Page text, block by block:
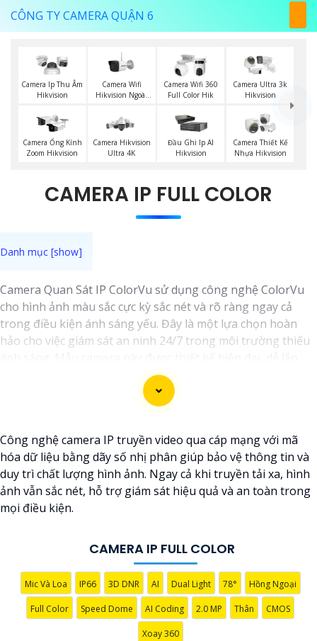
CÔNG TY CAMERA QUẬN 6
Camera Ip Thu Âm
Hikvision
Camera Wifi
Hikvision Ngoài
Camera Wifi 360
Full Color Hik
Camera Ultra 3k
Hikvision
Camera Ống Kính
Zoom Hikvision
Camera Hikvision
Ultra 4K
Đầu Ghi Ip AI
Hikvision
Camera Thiết Kế
Nhựa Hikvision
CAMERA IP FULL COLOR
Camera Quan Sát IP ColorVu sử dụng công nghệ ColorVu
cho hình ảnh màu sắc cực kỳ sắc nét và rõ ràng ngay cả
trong điều kiện ánh sáng yếu. Đây là một lựa chọn hoàn
hảo cho việc giám sát an ninh 24/7 trong môi trường thiếu
đặt và cài đặt, phù hợp với nhiều không gian như văn
phòng, cửa hàng, gia đình, hay nhà kho. Camera Quan Sát
IP ColorVu cung cấp khả năng quan sát từ xa qua hệ thống
mọi lúc mọi nơi thông qua ứng dụng di động.
Công nghệ camera IP truyền video qua cáp mạng với mã
hóa dữ liệu bằng dãy số nhị phân giúp bảo vệ thông tin và
duy trì chất lượng hình ảnh. Ngay cả khi truyền tải xa, hình
ảnh vẫn sắc nét, hỗ trợ giám sát hiệu quả và an toàn trong
mọi điều kiện.
CAMERA IP FULL COLOR
Mic Và Loa IP66 3D DNR AI Dual Light 78° Hồng Ngoại
Full Color Speed Dome AI Coding 2.0 MP Thân CMOS
Xoay 360